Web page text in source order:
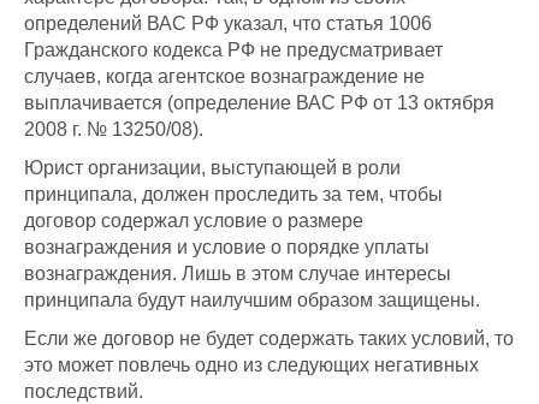
определений ВАС РФ указал, что статья 1006
Гражданского кодекса РФ не предусматривает
случаев, когда агентское вознаграждение не
выплачивается (определение ВАС РФ от 13 октября
2008 г. № 13250/08).
Юрист организации, выступающей в роли
принципала, должен проследить за тем, чтобы
договор содержал условие о размере
вознаграждения и условие о порядке уплаты
вознаграждения. Лишь в этом случае интересы
принципала будут наилучшим образом защищены.
Если же договор не будет содержать таких условий, то
это может повлечь одно из следующих негативных
последствий.